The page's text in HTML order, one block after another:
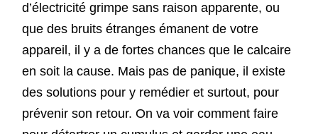
d’électricité grimpe sans raison apparente, ou
que des bruits étranges émanent de votre
appareil, il y a de fortes chances que le calcaire
en soit la cause. Mais pas de panique, il existe
des solutions pour y remédier et surtout, pour
prévenir son retour. On va voir comment faire